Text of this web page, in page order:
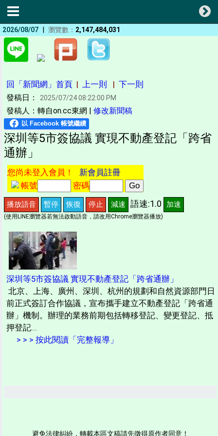
2026/08/07 | 瀏覽數： 2,147,484,031
回「新聞網」首頁 | 上一則 | 下一則
發稿日： 2025/07/24 08:22:00 PM
發稿人：轉自on.cc東網 | 修改新聞稿
深圳等5市簽協議 實現不動產登記「跨省
通辦」
您尚未登入會員！ 新會員註冊
帳號
密碼
播放語音 暫停 恢復 停止 減速 語速:1.0 加速
(使用LINE瀏覽器若無法啟動語音，請改用Chrome瀏覽器播放)
深圳等5市簽協議 實現不動產登記「跨省通辦」
北京、上海、廣州、深圳、杭州的規劃和自然資源部門日
前正式簽訂合作協議，宣布攜手建立不動產登記「跨省通
辦」機制。辦理的業務前期包括轉移登記、變更登記、抵
押登記...
> > > 按此閱讀「完整報導」
避免法律糾紛，轉載本區文稿請先徵得原作者同意！